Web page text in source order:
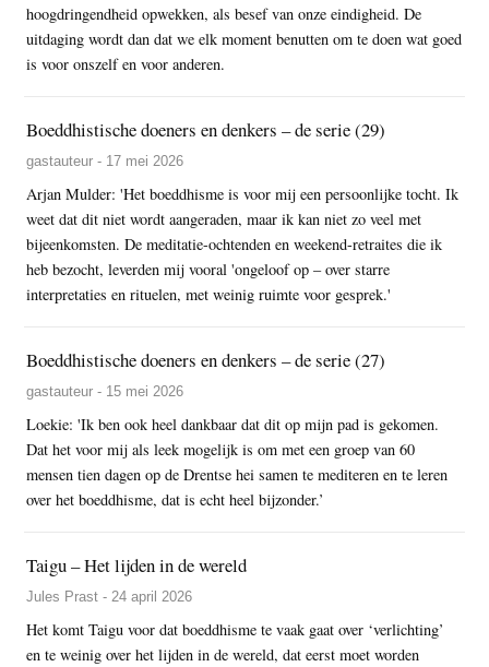
hoogdringendheid opwekken, als besef van onze eindigheid. De
uitdaging wordt dan dat we elk moment benutten om te doen wat goed
is voor onszelf en voor anderen.
Boeddhistische doeners en denkers – de serie (29)
gastauteur - 17 mei 2026
Arjan Mulder: 'Het boeddhisme is voor mij een persoonlijke tocht. Ik
weet dat dit niet wordt aangeraden, maar ik kan niet zo veel met
bijeenkomsten. De meditatie-ochtenden en weekend-retraites die ik
heb bezocht, leverden mij vooral 'ongeloof op – over starre
interpretaties en rituelen, met weinig ruimte voor gesprek.'
Boeddhistische doeners en denkers – de serie (27)
gastauteur - 15 mei 2026
Loekie: 'Ik ben ook heel dankbaar dat dit op mijn pad is gekomen.
Dat het voor mij als leek mogelijk is om met een groep van 60
mensen tien dagen op de Drentse hei samen te mediteren en te leren
over het boeddhisme, dat is echt heel bijzonder.’
Taigu – Het lijden in de wereld
Jules Prast - 24 april 2026
Het komt Taigu voor dat boeddhisme te vaak gaat over ‘verlichting’
en te weinig over het lijden in de wereld, dat eerst moet worden